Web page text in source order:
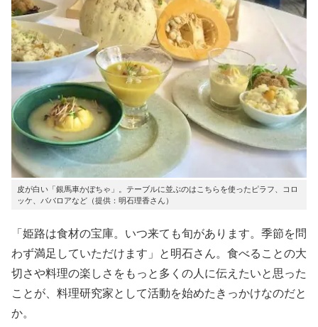
皮が白い「銀馬車かぼちゃ」。テーブルに並ぶのはこちらを使ったピラフ、コロ
ッケ、ババロアなど（提供：明石理香さん）
「姫路は食材の宝庫。いつ来ても旬があります。季節を問
わず満足していただけます」と明石さん。食べることの大
切さや料理の楽しさをもっと多くの人に伝えたいと思った
ことが、料理研究家として活動を始めたきっかけなのだと
か。